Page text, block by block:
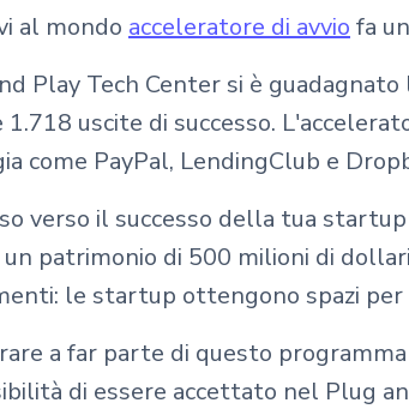
al mondo acceleratore di avvio fa
Play Tech Center si è
1.718 uscite di successo.
come PayPal, LendingClub e
verso il successo della tua
patrimonio di 500 milioni di
le startup ottengono spazi
a far parte di questo
di essere accettato nel Plug